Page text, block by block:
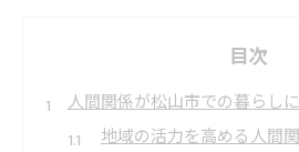
目次
人間関係が松山市での暮らし
地域の活力を高める人間